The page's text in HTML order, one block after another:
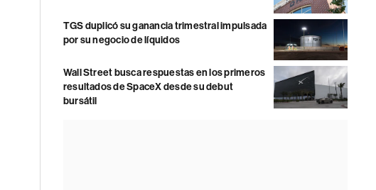
TGS duplicó su ganancia trimestral impulsada
por su negocio de líquidos
Wall Street busca respuestas en los primeros
resultados de SpaceX desde su debut
bursátil